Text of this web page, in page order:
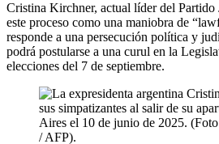
Cristina Kirchner, actual líder del Partido
este proceso como una maniobra de
responde a una persecución política y
podrá postularse a una curul en la
elecciones del 7 de septiembre.